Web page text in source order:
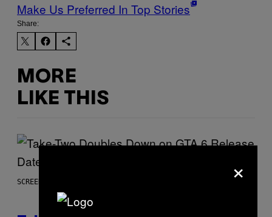
Make Us Preferred In Top Stories
Share:
MORE
LIKE THIS
SCREENSHOT: ROCKSTAR GAMES ×